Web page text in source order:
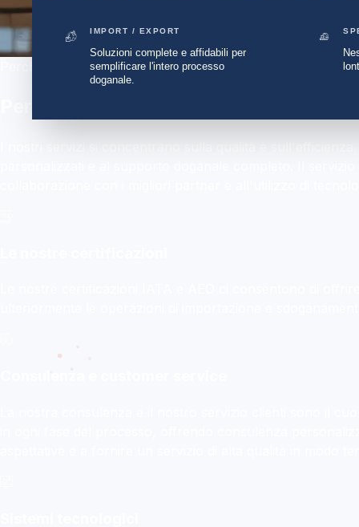
IMPORT / EXPORT
Soluzioni complete e affidabili per
semplificare l'intero processo
doganale.
Perché sceglierci
I nostri servizi si concentrano sulla qualità e
personalizzati e al supporto doganale completo. Il
Le nostre certificazioni IATA e AEO ci consentono di
ulteriormente le operazioni di importazione e
Consulenza e customer service